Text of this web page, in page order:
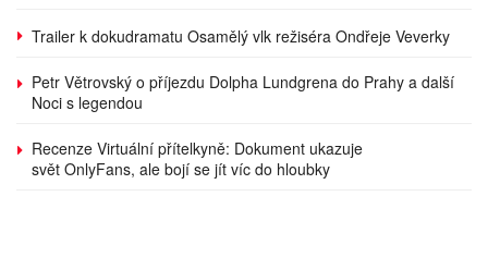
Trailer k dokudramatu Osamělý vlk režiséra Ondřeje Veverky
Petr Větrovský o příjezdu Dolpha Lundgrena do Prahy a další
Noci s legendou
Recenze Virtuální přítelkyně: Dokument ukazuje
svět OnlyFans, ale bojí se jít víc do hloubky